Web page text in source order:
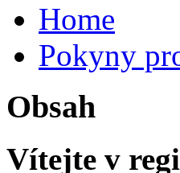
Home
Pokyny
Obsah
Vítejte v